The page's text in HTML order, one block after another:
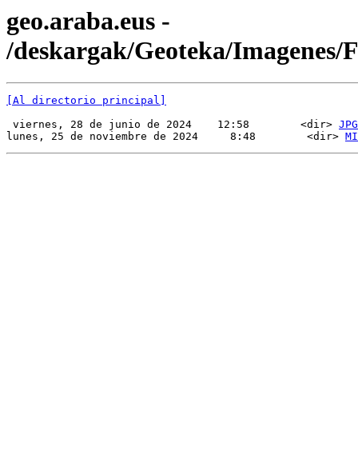
geo.araba.eus -
/deskargak/Geoteka/Imagenes/
[Al directorio principal]
viernes, 28 de junio de 2024    12:58        <dir> JPG
lunes, 25 de noviembre de 2024     8:48        <dir>